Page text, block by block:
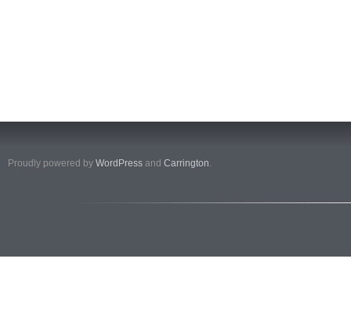
Proudly powered by WordPress and Carrington